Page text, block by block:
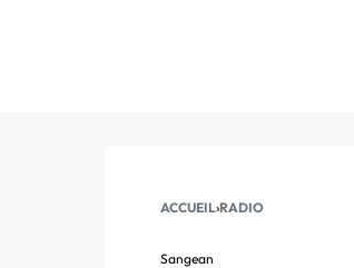
ACCUEIL›RADIO
Sangean